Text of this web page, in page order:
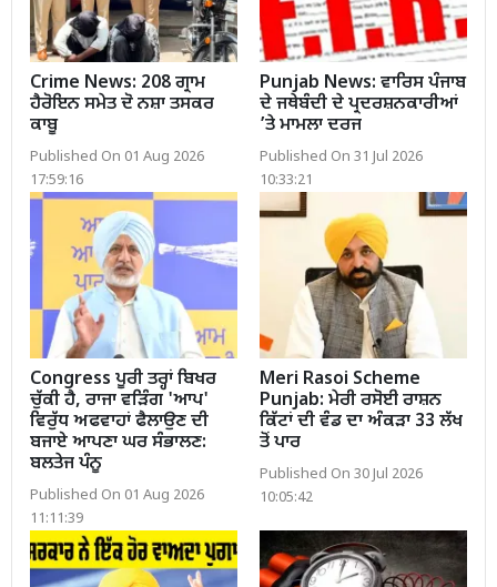
Crime News: 208 ਗ੍ਰਾਮ
ਹੈਰੋਇਨ ਸਮੇਤ ਦੋ ਨਸ਼ਾ ਤਸਕਰ
ਕਾਬੂ
Published On 01 Aug 2026
17:59:16
Punjab News: ਵਾਰਿਸ ਪੰਜਾਬ
ਦੇ ਜਥੇਬੰਦੀ ਦੇ ਪ੍ਰਦਰਸ਼ਨਕਾਰੀਆਂ
’ਤੇ ਮਾਮਲਾ ਦਰਜ
Published On 31 Jul 2026
10:33:21
Congress ਪੂਰੀ ਤਰ੍ਹਾਂ ਬਿਖਰ
ਚੁੱਕੀ ਹੈ, ਰਾਜਾ ਵੜਿੰਗ 'ਆਪ'
ਵਿਰੁੱਧ ਅਫਵਾਹਾਂ ਫੈਲਾਉਣ ਦੀ
ਬਜਾਏ ਆਪਣਾ ਘਰ ਸੰਭਾਲਣ:
ਬਲਤੇਜ ਪੰਨੂ
Published On 01 Aug 2026
11:11:39
Meri Rasoi Scheme
Punjab: ਮੇਰੀ ਰਸੋਈ ਰਾਸ਼ਨ
ਕਿੱਟਾਂ ਦੀ ਵੰਡ ਦਾ ਅੰਕੜਾ 33 ਲੱਖ
ਤੋਂ ਪਾਰ
Published On 30 Jul 2026
10:05:42